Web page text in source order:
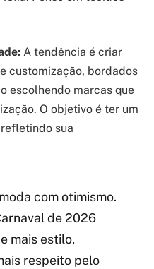
A tendência é criar
customização, bordados
escolhendo marcas que
O objetivo é ter um
sua
com otimismo.
de 2026
mais estilo,
respeito pelo